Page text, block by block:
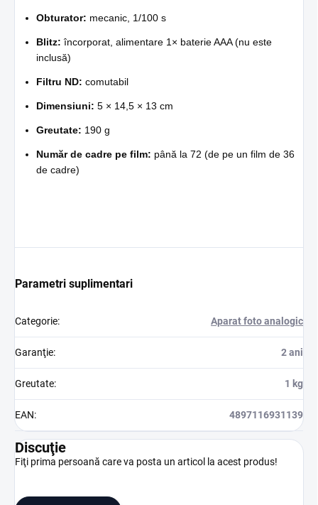
Obturator: mecanic, 1/100 s
Blitz: încorporat, alimentare 1× baterie AAA (nu este
inclusă)
Filtru ND: comutabil
Dimensiuni: 5 × 14,5 × 13 cm
Greutate: 190 g
Număr de cadre pe film: până la 72 (de pe un film de 36
de cadre)
Parametri suplimentari
Categorie: Aparat foto analogic
Garanţie: 2 ani
Greutate: 1 kg
EAN: 4897116931139
Discuţie
Fiţi prima persoană care va posta un articol la acest produs!